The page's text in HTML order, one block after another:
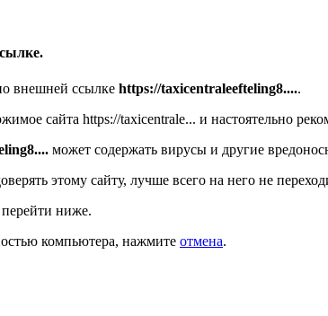
внешней ссылке https://taxicentraleefteling8.....
сайта https://taxicentrale... и настоятельно
может содержать вирусы и другие
этому сайту, лучше всего на него не
ниже.
компьютера, нажмите отмена.